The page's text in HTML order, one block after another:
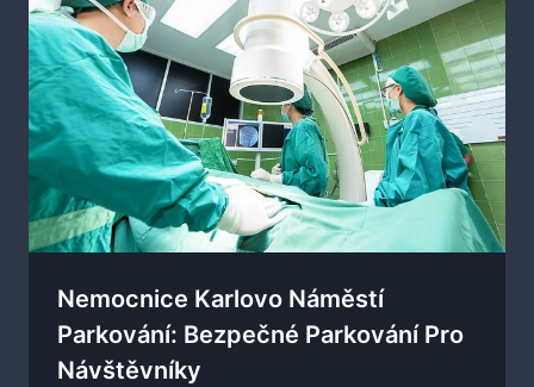
Nemocnice Karlovo Náměstí
Parkování: Bezpečné Parkování Pro
Návštěvníky